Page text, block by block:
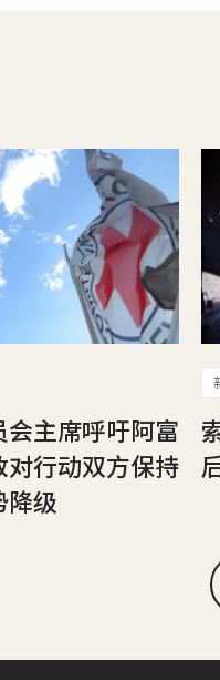
主席呼吁阿富
行动双方保持
降级